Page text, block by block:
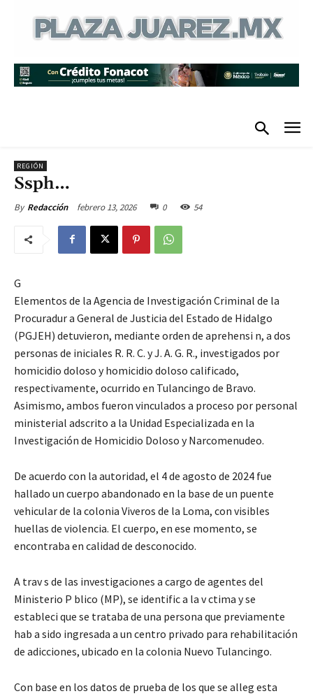
REGIÓN
Ssph…
By Redacción febrero 13, 2026 0 54
G
Elementos de la Agencia de Investigación Criminal de la
Procuradur a General de Justicia del Estado de Hidalgo
(PGJEH) detuvieron, mediante orden de aprehensi n, a dos
personas de iniciales R. R. C. y J. A. G. R., investigados por
homicidio doloso y homicidio doloso calificado,
respectivamente, ocurrido en Tulancingo de Bravo.
Asimismo, ambos fueron vinculados a proceso por personal
ministerial adscrito a la Unidad Especializada en la
Investigación de Homicidio Doloso y Narcomenudeo.
De acuerdo con la autoridad, el 4 de agosto de 2024 fue
hallado un cuerpo abandonado en la base de un puente
vehicular de la colonia Viveros de la Loma, con visibles
huellas de violencia. El cuerpo, en ese momento, se
encontraba en calidad de desconocido.
A trav s de las investigaciones a cargo de agentes del
Ministerio P blico (MP), se identific a la v ctima y se
estableci que se trataba de una persona que previamente
hab a sido ingresada a un centro privado para rehabilitación
de adicciones, ubicado en la colonia Nuevo Tulancingo.
Con base en los datos de prueba de los que se alleg esta